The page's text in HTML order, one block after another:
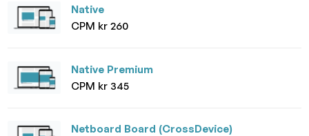
Native
CPM kr 260
Native Premium
CPM kr 345
Netboard Board (CrossDevice)